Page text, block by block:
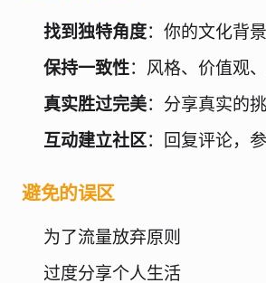
找到独特角度：你的文化背
保持一致性：风格、价值观
真实胜过完美：分享真实的
互动建立社区：回复评论，
避免的误区
为了流量放弃原则
过度分享个人生活